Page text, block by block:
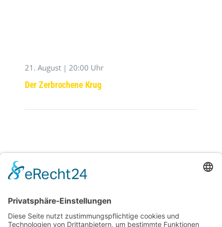
21. August | 20:00 Uhr
Der Zerbrochene Krug